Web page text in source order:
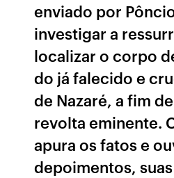
enviado por
investigar a
localizar o corpo
do já falecido e
de Nazaré, a fim
revolta eminente.
apura os fatos e
depoimentos, suas